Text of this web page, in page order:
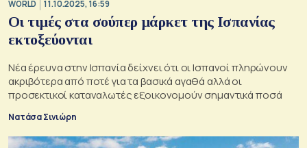
WORLD 11.10.2025, 16:59
Οι τιμές στα σούπερ μάρκετ της Ισπανίας
εκτοξεύονται
Νέα έρευνα στην Ισπανία δείχνει ότι οι Ισπανοί πληρώνουν
ακριβότερα από ποτέ για τα βασικά αγαθά αλλά οι
προσεκτικοί καταναλωτές εξοικονομούν σημαντικά ποσά
Νατάσα Σινιώρη